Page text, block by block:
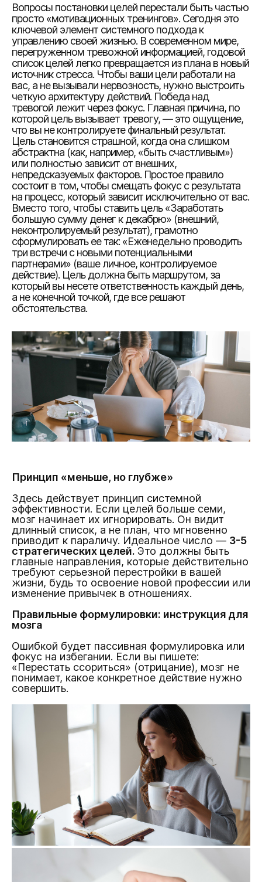
Вопросы постановки целей перестали быть частью
просто «мотивационных тренингов». Сегодня это
ключевой элемент системного подхода к
управлению своей жизнью. В современном мире,
перегруженном тревожной информацией, годовой
список целей легко превращается из плана в новый
источник стресса. Чтобы ваши цели работали на
вас, а не вызывали нервозность, нужно выстроить
четкую архитектуру действий. Победа над
тревогой лежит через фокус. Главная причина, по
которой цель вызывает тревогу, — это ощущение,
что вы не контролируете финальный результат.
Цель становится страшной, когда она слишком
абстрактна (как, например, «быть счастливым»)
или полностью зависит от внешних,
непредсказуемых факторов. Простое правило
состоит в том, чтобы смещать фокус с результата
на процесс, который зависит исключительно от вас.
Вместо того, чтобы ставить цель «Заработать
большую сумму денег к декабрю» (внешний,
неконтролируемый результат), грамотно
сформулировать ее так: «Еженедельно проводить
три встречи с новыми потенциальными
партнерами» (ваше личное, контролируемое
действие). Цель должна быть маршрутом, за
который вы несете ответственность каждый день,
а не конечной точкой, где все решают
обстоятельства.
Принцип «меньше, но глубже»
Здесь действует принцип системной
эффективности. Если целей больше семи,
мозг начинает их игнорировать. Он видит
длинный список, а не план, что мгновенно
приводит к параличу. Идеальное число — 3-5
стратегических целей. Это должны быть
главные направления, которые действительно
требуют серьезной перестройки в вашей
жизни, будь то освоение новой профессии или
изменение привычек в отношениях.
Правильные формулировки: инструкция для
мозга
Ошибкой будет пассивная формулировка или
фокус на избегании. Если вы пишете:
«Перестать ссориться» (отрицание), мозг не
понимает, какое конкретное действие нужно
совершить.